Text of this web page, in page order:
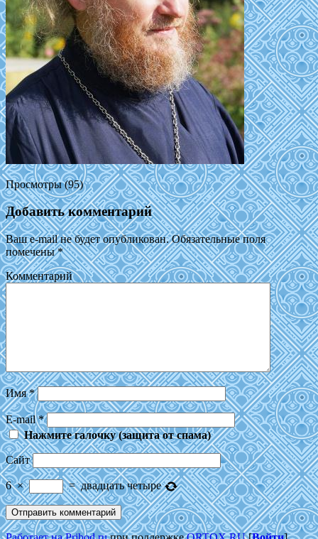
Просмотры (95)
Добавить комментарий
Ваш e-mail не будет опубликован.Обязательные поля
помечены*
Комментарий
Имя*
E-mail*
Нажмите галочку (защита от спама)
Сайт
6 × = двадцать четыре